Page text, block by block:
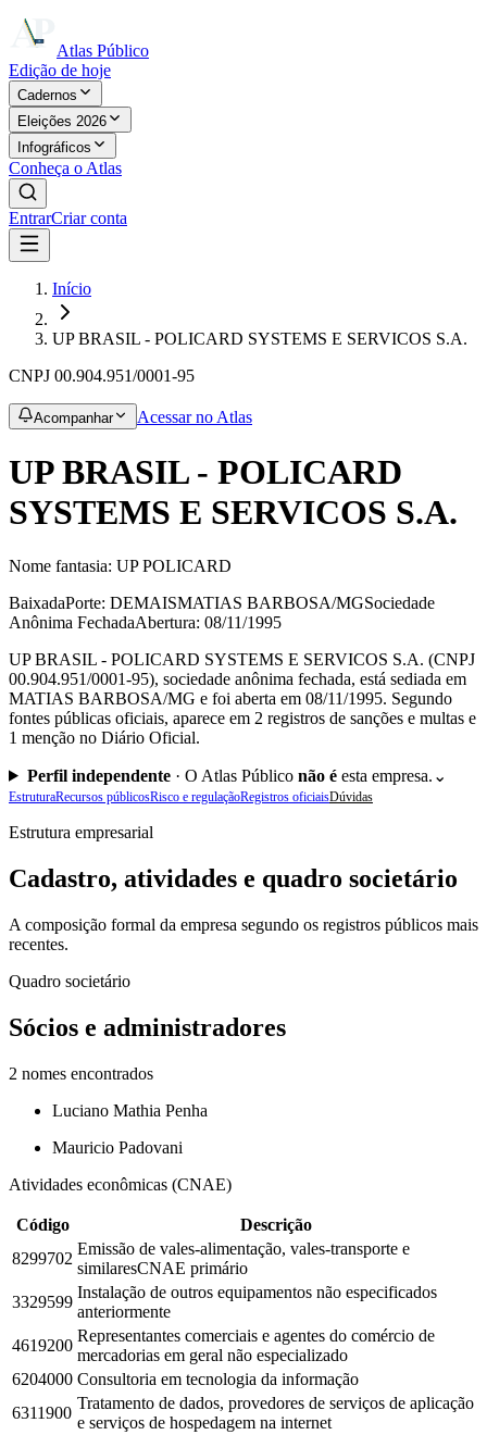
Atlas Público
Edição de hoje
Cadernos
Eleições 2026
Infográficos
Conheça o Atlas
EntrarCriar conta
Início
UP BRASIL - POLICARD SYSTEMS E SERVICOS S.A.
CNPJ 00.904.951/0001-95
Acompanhar Acessar no Atlas
UP BRASIL - POLICARD
SYSTEMS E SERVICOS S.A.
Nome fantasia: UP POLICARD
BaixadaPorte: DEMAISMATIAS BARBOSA/MGSociedade
Anônima FechadaAbertura: 08/11/1995
UP BRASIL - POLICARD SYSTEMS E SERVICOS S.A. (CNPJ
00.904.951/0001-95), sociedade anônima fechada, está sediada em
MATIAS BARBOSA/MG e foi aberta em 08/11/1995. Segundo
fontes públicas oficiais, aparece em 2 registros de sanções e multas e
1 menção no Diário Oficial.
Perfil independente· O Atlas Público não éesta empresa. ⌄
EstruturaRecursos públicosRisco e regulaçãoRegistros oficiaisDúvidas
Estrutura empresarial
Cadastro, atividades e quadro societário
A composição formal da empresa segundo os registros públicos mais
recentes.
Quadro societário
Sócios e administradores
2 nomes encontrados
Luciano Mathia Penha
Mauricio Padovani
Atividades econômicas (CNAE)
Código
Descrição
8299702
Emissão de vales-alimentação, vales-transporte e
similaresCNAE primário
3329599
Instalação de outros equipamentos não especificados
anteriormente
4619200
Representantes comerciais e agentes do comércio de
mercadorias em geral não especializado
6204000 Consultoria em tecnologia da informação
6311900
Tratamento de dados, provedores de serviços de aplicação
e serviços de hospedagem na internet